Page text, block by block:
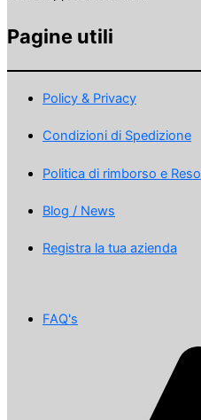
Pagine utili
Policy & Privacy
Condizioni di Spedizione
Politica di rimborso e Reso
Blog / News
Registra la tua azienda
FAQ's